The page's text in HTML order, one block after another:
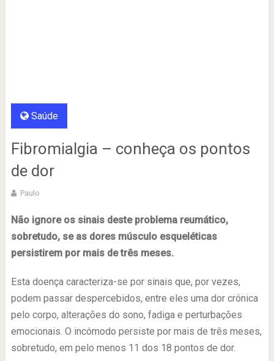
Saúde
Fibromialgia – conheça os pontos
de dor
Paulo
Não ignore os sinais deste problema reumático,
sobretudo, se as dores músculo esqueléticas
persistirem por mais de três meses.
Esta doença caracteriza-se por sinais que, por vezes,
podem passar despercebidos, entre eles uma dor crónica
pelo corpo, alterações do sono, fadiga e perturbações
emocionais. O incómodo persiste por mais de três meses,
sobretudo, em pelo menos 11 dos 18 pontos de dor.